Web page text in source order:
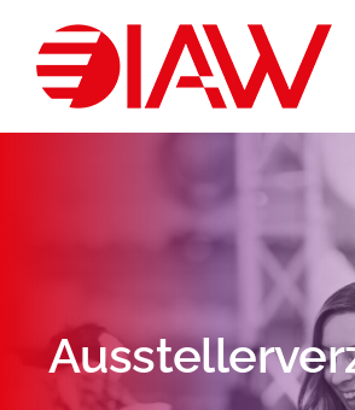
Inhalt
springen